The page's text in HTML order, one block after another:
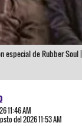
especial de Rubber Soul |
11:46 AM
del 2026 11:53 AM